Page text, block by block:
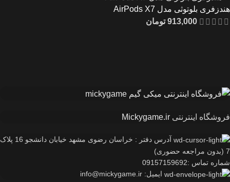
هندزفری بلوتوثی مدل AirPods X7
913,000 تومان
فروشگاه اینترنتی
آدرس دفتر : خراسان رضوی مشهد خیابان دانشجو 16 پلاک
7 (بدون مراجعه حضوری)
شماره تماس :09157159692
ایمیل: info@mickygame.ir